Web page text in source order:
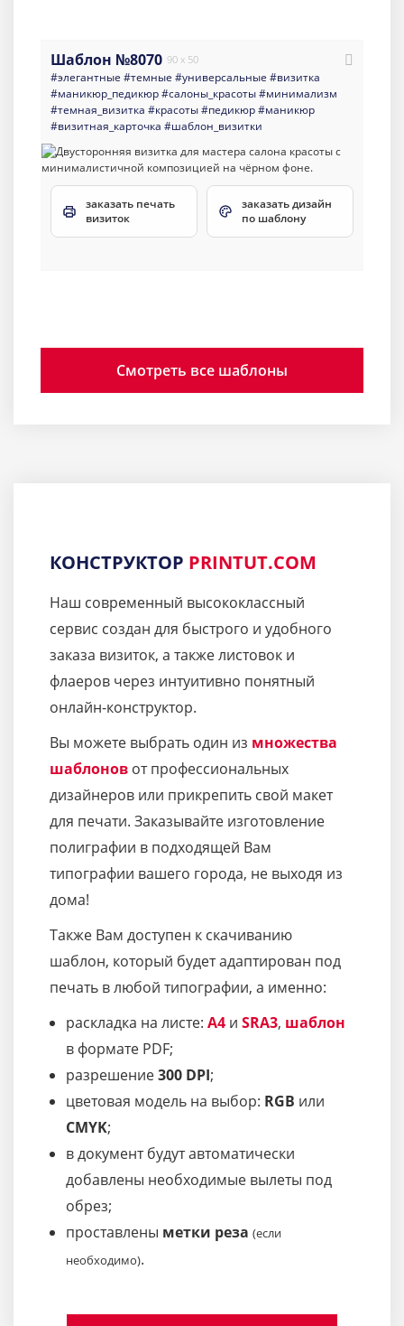
Шаблон №8070 90 x 50
#элегантные #темные #универсальные #визитка
#маникюр_педикюр#салоны_красоты#минимализм
#темная_визитка #красоты#педикюр#маникюр
#визитная_карточка #шаблон_визитки
заказать печать
визиток
заказать дизайн
по шаблону
Смотреть все шаблоны
КОНСТРУКТОР PRINTUT.COM
Наш современный высококлассный
сервис создан для быстрого и удобного
заказа визиток, а также листовок и
флаеров через интуитивно понятный
онлайн-конструктор.
Вы можете выбрать один из множества
шаблонов от профессиональных
дизайнеров или прикрепить свой макет
для печати. Заказывайте изготовление
полиграфии в подходящей Вам
типографии вашего города, не выходя из
дома!
Также Вам доступен к скачиванию
шаблон, который будет адаптирован под
печать в любой типографии, а именно:
раскладка на листе: A4 и SRA3, шаблон
в формате PDF;
разрешение300 DPI;
цветовая модель на выбор: RGB или
CMYK;
в документ будут автоматически
добавлены необходимые вылеты под
обрез;
проставлены метки реза (если
необходимо).